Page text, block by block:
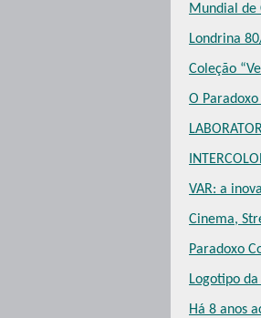
Mundial de
Londrina
Coleção
O
VAR: a
Cinema,
Paradoxo
Logotipo
Há 8 anos